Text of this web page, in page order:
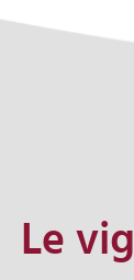
Le